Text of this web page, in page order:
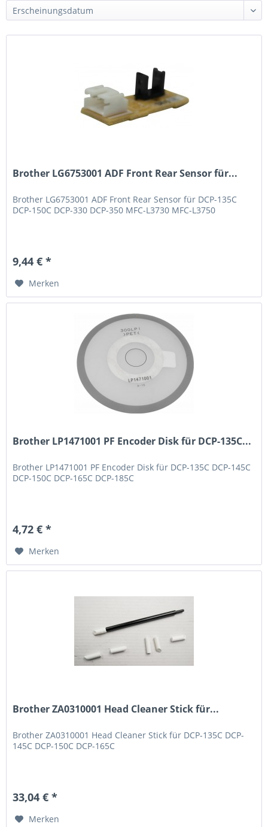
Brother LG6753001 ADF Front Rear Sensor für...
Brother LG6753001 ADF Front Rear Sensor für DCP-135C
DCP-150C DCP-330 DCP-350 MFC-L3730 MFC-L3750
9,44 € *
Merken
Brother LP1471001 PF Encoder Disk für DCP-135C...
Brother LP1471001 PF Encoder Disk für DCP-135C DCP-145C
DCP-150C DCP-165C DCP-185C
4,72 € *
Merken
Brother ZA0310001 Head Cleaner Stick für...
Brother ZA0310001 Head Cleaner Stick für DCP-135C DCP-
145C DCP-150C DCP-165C
33,04 € *
Merken